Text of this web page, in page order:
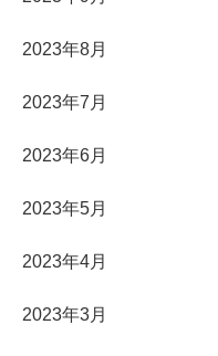
2023年8月
2023年7月
2023年6月
2023年5月
2023年4月
2023年3月